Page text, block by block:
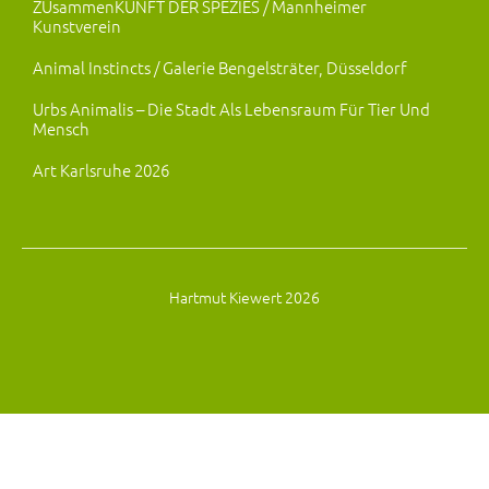
ZUsammenKUNFT DER SPEZIES / Mannheimer
Kunstverein
Animal Instincts / Galerie Bengelsträter, Düsseldorf
Urbs Animalis – Die Stadt Als Lebensraum Für Tier Und
Mensch
Art Karlsruhe 2026
Hartmut Kiewert 2026